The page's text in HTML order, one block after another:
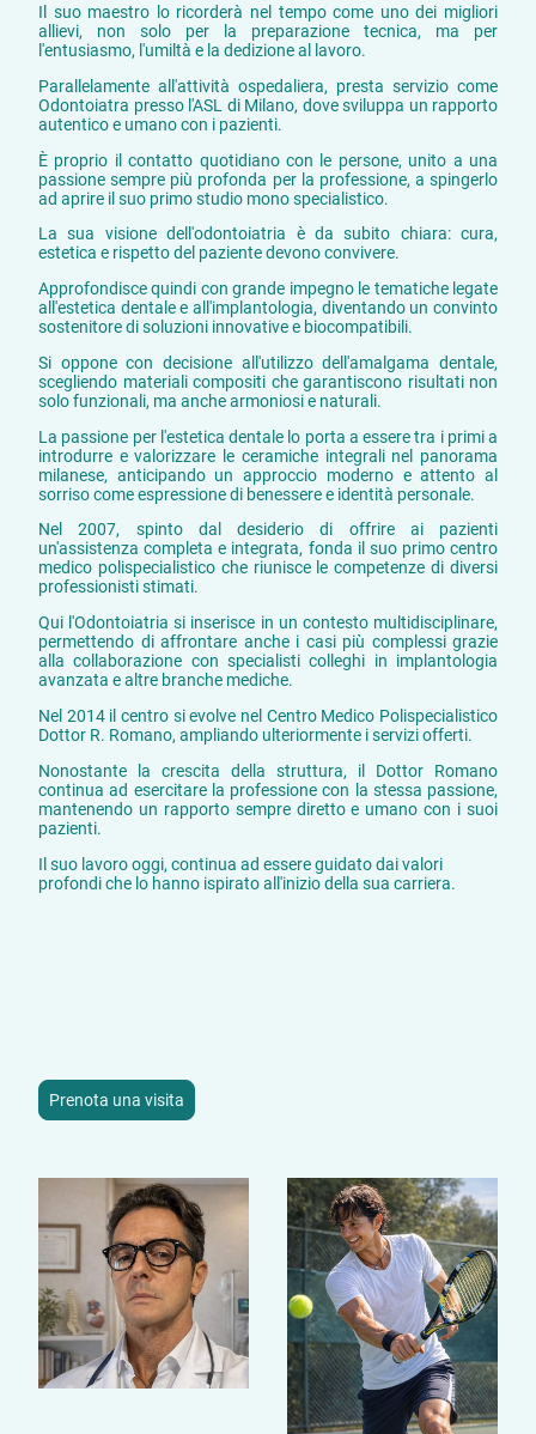
Il suo maestro lo ricorderà nel tempo come uno dei migliori
allievi, non solo per la preparazione tecnica, ma per
l'entusiasmo, l'umiltà e la dedizione al lavoro.
Parallelamente all'attività ospedaliera, presta servizio come
Odontoiatra presso l'ASL di Milano, dove sviluppa un rapporto
autentico e umano con i pazienti.
È proprio il contatto quotidiano con le persone, unito a una
passione sempre più profonda per la professione, a spingerlo
ad aprire il suo primo studio mono specialistico.
La sua visione dell'odontoiatria è da subito chiara: cura,
estetica e rispetto del paziente devono convivere.
Approfondisce quindi con grande impegno le tematiche legate
all'estetica dentale e all'implantologia, diventando un convinto
sostenitore di soluzioni innovative e biocompatibili.
Si oppone con decisione all'utilizzo dell'amalgama dentale,
scegliendo materiali compositi che garantiscono risultati non
solo funzionali, ma anche armoniosi e naturali.
La passione per l'estetica dentale lo porta a essere tra i primi a
introdurre e valorizzare le ceramiche integrali nel panorama
milanese, anticipando un approccio moderno e attento al
sorriso come espressione di benessere e identità personale.
Nel 2007, spinto dal desiderio di offrire ai pazienti
un'assistenza completa e integrata, fonda il suo primo centro
medico polispecialistico che riunisce le competenze di diversi
professionisti stimati.
Qui l'Odontoiatria si inserisce in un contesto multidisciplinare,
permettendo di affrontare anche i casi più complessi grazie
alla collaborazione con specialisti colleghi in implantologia
avanzata e altre branche mediche.
Nel 2014 il centro si evolve nel Centro Medico Polispecialistico
Dottor R. Romano, ampliando ulteriormente i servizi offerti.
Nonostante la crescita della struttura, il Dottor Romano
continua ad esercitare la professione con la stessa passione,
mantenendo un rapporto sempre diretto e umano con i suoi
pazienti.
Il suo lavoro oggi, continua ad essere guidato dai valori
profondi che lo hanno ispirato all'inizio della sua carriera.
Prenota una visita